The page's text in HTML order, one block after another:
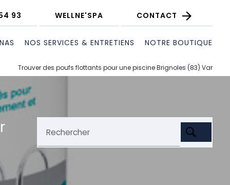
93 WELLNE'SPA CONTACT
NOS SERVICES & ENTRETIENS NOTRE BOUTIQUE
Trouver des poufs flottants pour une piscine Brignoles (83) Var
Rechercher